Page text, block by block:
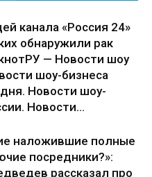
канала «Россия 24»
обнаружили рак
— Новости шоу
шоу-бизнеса
Новости шоу-
Новости...
наложившие полные
посредники?»:
рассказал про